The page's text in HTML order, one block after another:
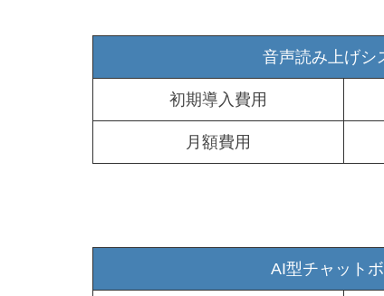
音声読み上げシ
初期導入費用
月額費用
AI型チャット